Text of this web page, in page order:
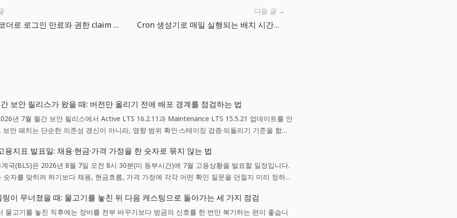
JWT 디코더로 로그인 만료와 권한 claim 빠르게 확인하기
다음 글 →
Cron 생성기로 매일 실행되는 배치 시간을 실수 없이 만들기
보안 릴리스가 왔을 때: 버전만 올리기 전에 배포 경계를 점검하는 법
년 7월 월간 보안 릴리스에서 Active LTS 16.2.11과 Maintenance LTS 15.5.21 업데이트를 안
보안 패치는 단순한 의존성 갱신이 아니라, 영향 범위 확인·스테이징 검증·되돌리기 기준을 함께
용지표 발표일: 채용·현금·가격 가정을 한 숫자로 묶지 않는 법
국(BLS)은 2026년 8월 7일 오전 8시 30분(미 동부시간)에 7월 고용상황을 발표할 일정입니다.
숫자를 맞히려 하기보다 채용, 현금흐름, 가격 가정에 각각 어떤 확인 질문을 던질지 미리 정하는
링이 무너졌을 때: 물고기를 놓친 뒤 다음 캐스팅으로 돌아가는 세 가지 점검
물고기를 놓친 직후에는 장비를 전부 바꾸기보다 방금의 신호를 한 번만 복기하는 편이 좋습니